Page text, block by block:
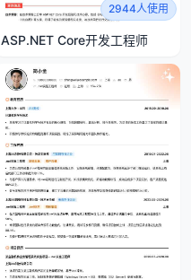
2944人使用
ASP.NET Core开发工程师